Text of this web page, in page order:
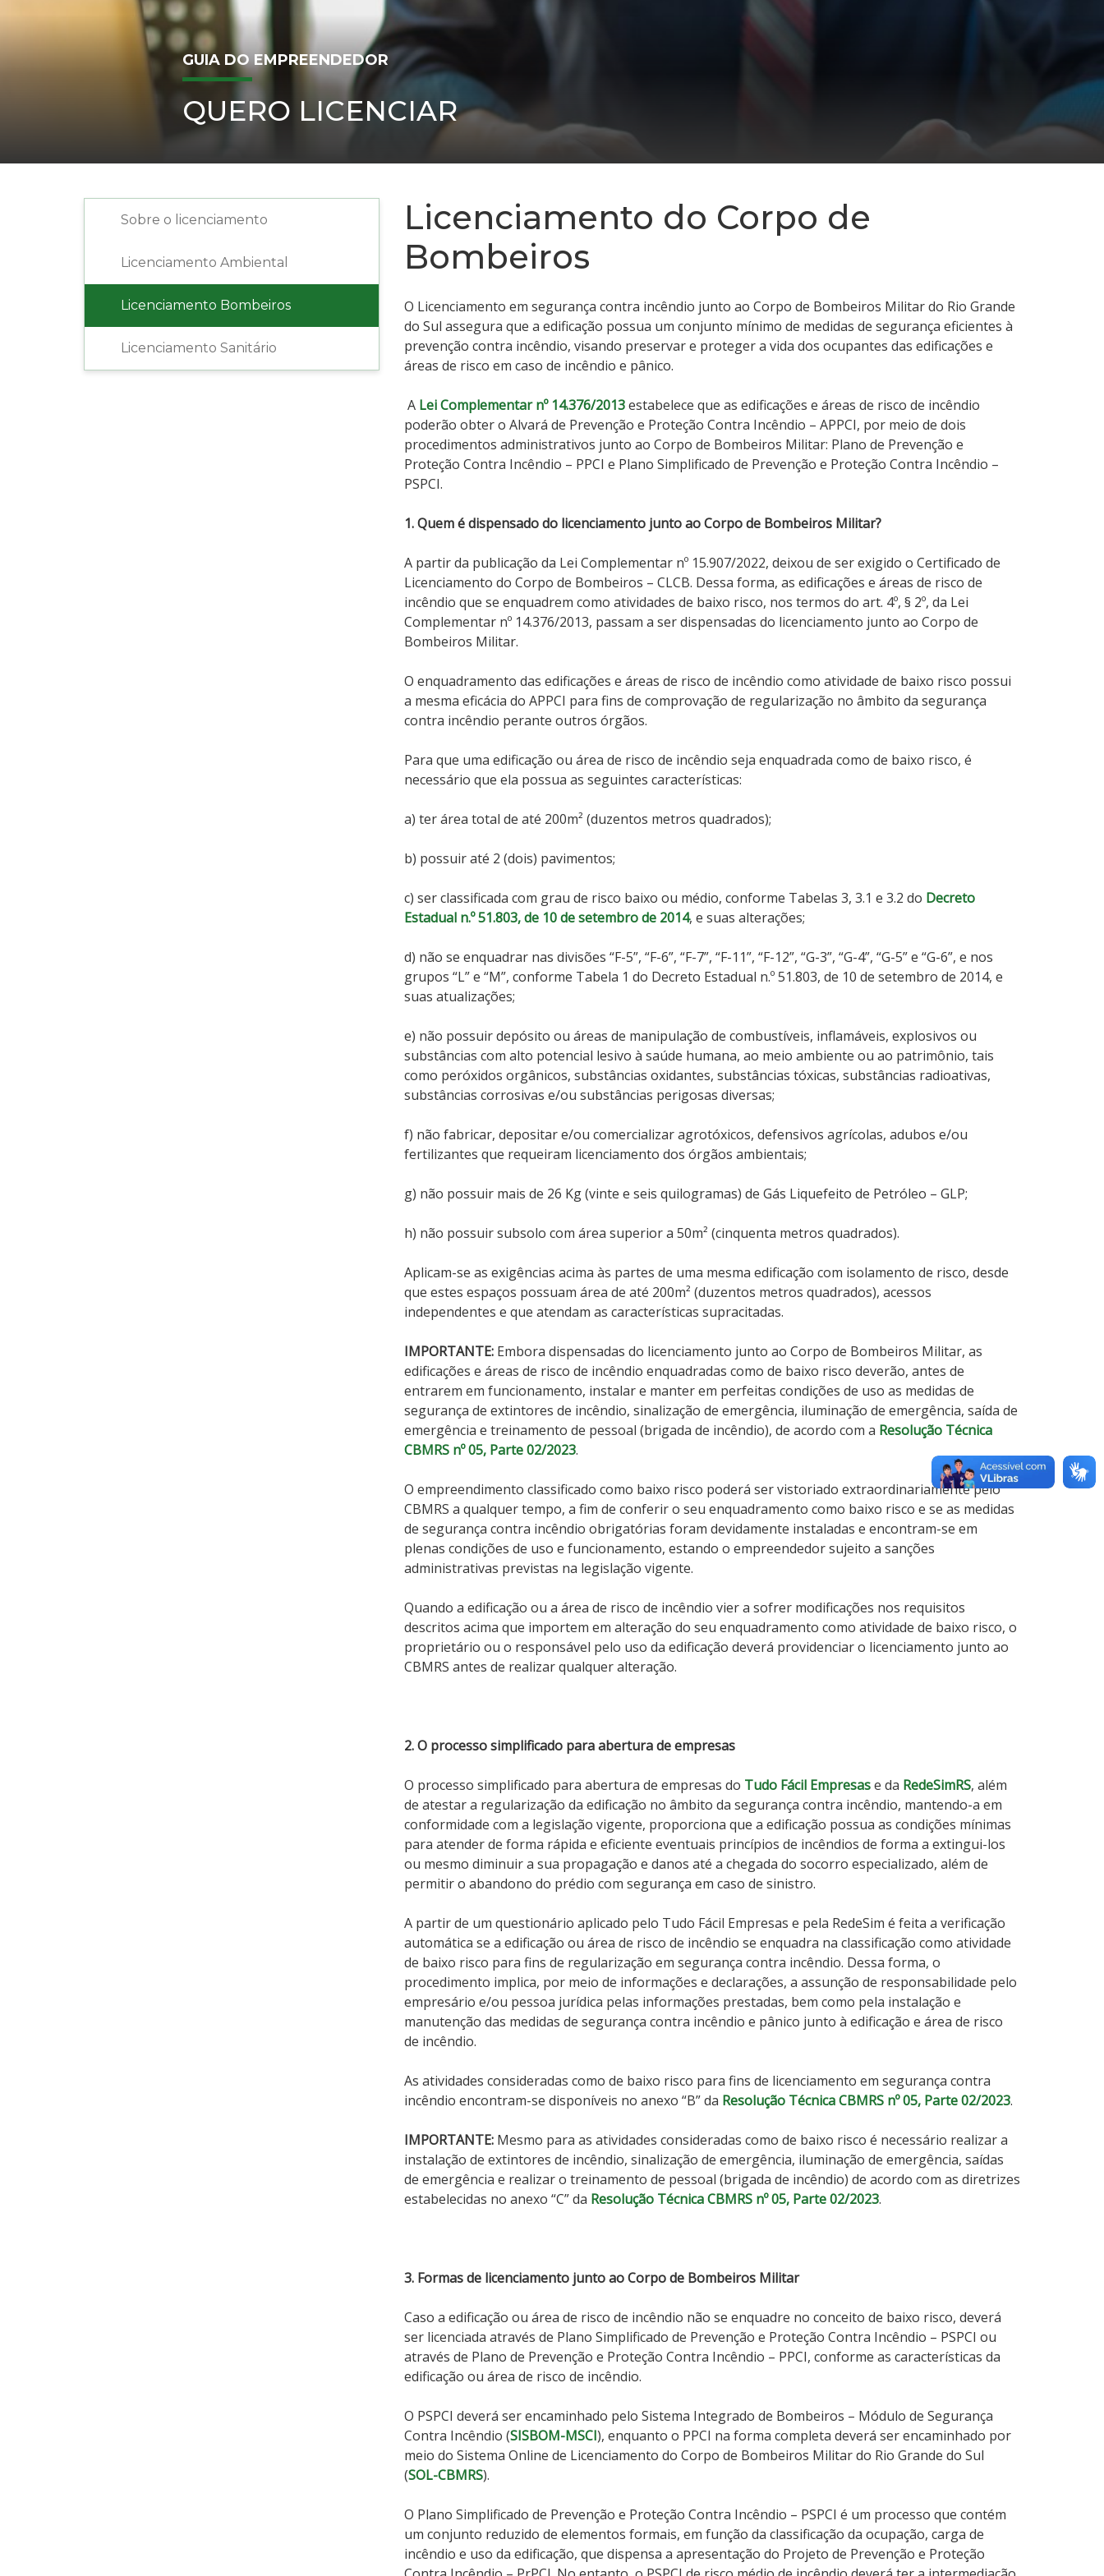
GUIA DO EMPREENDEDOR
QUERO LICENCIAR
Licenciamento do Corpo de
Bombeiros
O Licenciamento em segurança contra incêndio junto ao Corpo de Bombeiros Militar do Rio Grande
do Sul assegura que a edificação possua um conjunto mínimo de medidas de segurança eficientes à
prevenção contra incêndio, visando preservar e proteger a vida dos ocupantes das edificações e
áreas de risco em caso de incêndio e pânico.
A Lei Complementar nº 14.376/2013estabelece que as edificações e áreas de risco de incêndio
poderão obter o Alvará de Prevenção e Proteção Contra Incêndio – APPCI, por meio de dois
procedimentos administrativos junto ao Corpo de Bombeiros Militar: Plano de Prevenção e
Proteção Contra Incêndio – PPCI e Plano Simplificado de Prevenção e Proteção Contra Incêndio –
PSPCI.
1. Quem é dispensado do licenciamento junto ao Corpo de Bombeiros Militar?
A partir da publicação da Lei Complementar nº 15.907/2022, deixou de ser exigido o Certificado de
Licenciamento do Corpo de Bombeiros – CLCB. Dessa forma, as edificações e áreas de risco de
incêndio que se enquadrem como atividades de baixo risco, nos termos do art. 4º, § 2º, da Lei
Complementar nº 14.376/2013, passam a ser dispensadas do licenciamento junto ao Corpo de
Bombeiros Militar.
O enquadramento das edificações e áreas de risco de incêndio como atividade de baixo risco possui
a mesma eficácia do APPCI para fins de comprovação de regularização no âmbito da segurança
contra incêndio perante outros órgãos.
Para que uma edificação ou área de risco de incêndio seja enquadrada como de baixo risco, é
necessário que ela possua as seguintes características:
a) ter área total de até 200m² (duzentos metros quadrados);
b) possuir até 2 (dois) pavimentos;
c) ser classificada com grau de risco baixo ou médio, conforme Tabelas 3, 3.1 e 3.2 do Decreto
Estadual n.º 51.803, de 10 de setembro de 2014, e suas alterações;
d) não se enquadrar nas divisões “F-5”, “F-6”, “F-7”, “F-11”, “F-12”, “G-3”, “G-4”, “G-5” e “G-6”, e nos
grupos “L” e “M”, conforme Tabela 1 do Decreto Estadual n.º 51.803, de 10 de setembro de 2014, e
suas atualizações;
e) não possuir depósito ou áreas de manipulação de combustíveis, inflamáveis, explosivos ou
substâncias com alto potencial lesivo à saúde humana, ao meio ambiente ou ao patrimônio, tais
como peróxidos orgânicos, substâncias oxidantes, substâncias tóxicas, substâncias radioativas,
substâncias corrosivas e/ou substâncias perigosas diversas;
f) não fabricar, depositar e/ou comercializar agrotóxicos, defensivos agrícolas, adubos e/ou
fertilizantes que requeiram licenciamento dos órgãos ambientais;
g) não possuir mais de 26 Kg (vinte e seis quilogramas) de Gás Liquefeito de Petróleo – GLP;
h) não possuir subsolo com área superior a 50m² (cinquenta metros quadrados).
Aplicam-se as exigências acima às partes de uma mesma edificação com isolamento de risco, desde
que estes espaços possuam área de até 200m² (duzentos metros quadrados), acessos
independentes e que atendam as características supracitadas.
IMPORTANTE: Embora dispensadas do licenciamento junto ao Corpo de Bombeiros Militar, as
edificações e áreas de risco de incêndio enquadradas como de baixo risco deverão, antes de
entrarem em funcionamento, instalar e manter em perfeitas condições de uso as medidas de
segurança de extintores de incêndio, sinalização de emergência, iluminação de emergência, saída de
emergência e treinamento de pessoal (brigada de incêndio), de acordo com a Resolução Técnica
CBMRS nº 05, Parte 02/2023.
O empreendimento classificado como baixo risco poderá ser vistoriado extraordinariamente pelo
CBMRS a qualquer tempo, a fim de conferir o seu enquadramento como baixo risco e se as medidas
de segurança contra incêndio obrigatórias foram devidamente instaladas e encontram-se em
plenas condições de uso e funcionamento, estando o empreendedor sujeito a sanções
administrativas previstas na legislação vigente.
Quando a edificação ou a área de risco de incêndio vier a sofrer modificações nos requisitos
descritos acima que importem em alteração do seu enquadramento como atividade de baixo risco, o
proprietário ou o responsável pelo uso da edificação deverá providenciar o licenciamento junto ao
CBMRS antes de realizar qualquer alteração.
2. O processo simplificado para abertura de empresas
O processo simplificado para abertura de empresas do Tudo Fácil Empresase da RedeSimRS, além
de atestar a regularização da edificação no âmbito da segurança contra incêndio, mantendo-a em
conformidade com a legislação vigente, proporciona que a edificação possua as condições mínimas
para atender de forma rápida e eficiente eventuais princípios de incêndios de forma a extingui-los
ou mesmo diminuir a sua propagação e danos até a chegada do socorro especializado, além de
permitir o abandono do prédio com segurança em caso de sinistro.
A partir de um questionário aplicado pelo Tudo Fácil Empresas e pela RedeSim é feita a verificação
automática se a edificação ou área de risco de incêndio se enquadra na classificação como atividade
de baixo risco para fins de regularização em segurança contra incêndio. Dessa forma, o
procedimento implica, por meio de informações e declarações, a assunção de responsabilidade pelo
empresário e/ou pessoa jurídica pelas informações prestadas, bem como pela instalação e
manutenção das medidas de segurança contra incêndio e pânico junto à edificação e área de risco
de incêndio.
As atividades consideradas como de baixo risco para fins de licenciamento em segurança contra
incêndio encontram-se disponíveis no anexo “B” da Resolução Técnica CBMRS nº 05, Parte 02/2023.
IMPORTANTE: Mesmo para as atividades consideradas como de baixo risco é necessário realizar a
instalação de extintores de incêndio, sinalização de emergência, iluminação de emergência, saídas
de emergência e realizar o treinamento de pessoal (brigada de incêndio) de acordo com as diretrizes
estabelecidas no anexo “C” da Resolução Técnica CBMRS nº 05, Parte 02/2023.
3. Formas de licenciamento junto ao Corpo de Bombeiros Militar
Caso a edificação ou área de risco de incêndio não se enquadre no conceito de baixo risco, deverá
ser licenciada através de Plano Simplificado de Prevenção e Proteção Contra Incêndio – PSPCI ou
através de Plano de Prevenção e Proteção Contra Incêndio – PPCI, conforme as características da
edificação ou área de risco de incêndio.
O PSPCI deverá ser encaminhado pelo Sistema Integrado de Bombeiros – Módulo de Segurança
Contra Incêndio (SISBOM-MSCI), enquanto o PPCI na forma completa deverá ser encaminhado por
meio do Sistema Online de Licenciamento do Corpo de Bombeiros Militar do Rio Grande do Sul
(SOL-CBMRS).
O Plano Simplificado de Prevenção e Proteção Contra Incêndio – PSPCI é um processo que contém
um conjunto reduzido de elementos formais, em função da classificação da ocupação, carga de
incêndio e uso da edificação, que dispensa a apresentação do Projeto de Prevenção e Proteção
Sobre o licenciamento
Licenciamento Ambiental
Licenciamento Bombeiros
Licenciamento Sanitário